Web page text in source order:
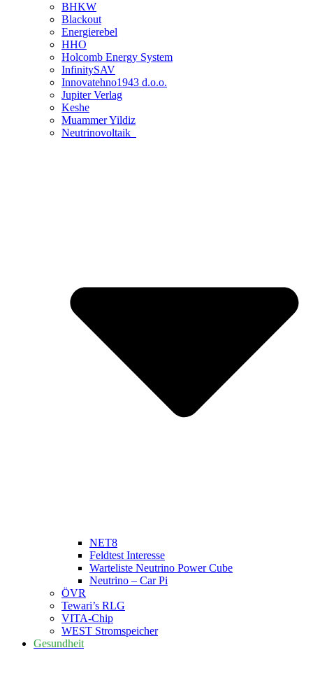
BHKW
Blackout
Energierebel
HHO
Holcomb Energy System
InfinitySAV
Innovatehno1943 d.o.o.
Jupiter Verlag
Keshe
Muammer Yildiz
Neutrinovoltaik
NET8
Feldtest Interesse
Warteliste Neutrino Power Cube
Neutrino – Car Pi
ÖVR
Tewari’s RLG
VITA-Chip
WEST Stromspeicher
Gesundheit